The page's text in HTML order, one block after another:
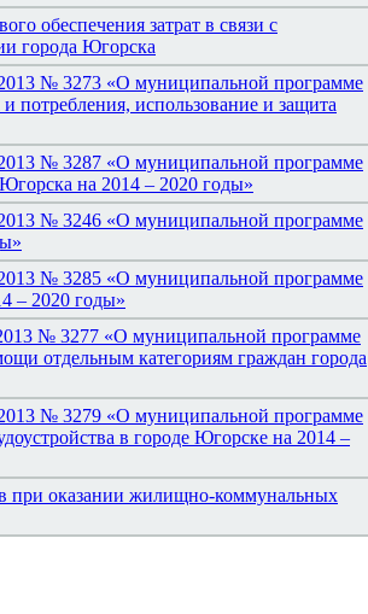
обеспечения затрат в связи с
города Югорска
№ 3273 «О муниципальной программе
потребления, использование и защита
№ 3287 «О муниципальной программе
на 2014 – 2020 годы»
№ 3246 «О муниципальной программе
№ 3285 «О муниципальной программе
– 2020 годы»
№ 3277 «О муниципальной программе
отдельным категориям граждан города
№ 3279 «О муниципальной программе
в городе Югорске на 2014 –
при оказании жилищно-коммунальных